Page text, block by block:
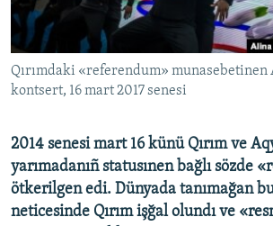
Українською
QOŞULIÑIZ!
RFE/RS bütün saytları
Qırımdaki «referendum» munasebetinen
kontsert, 16 mart 2017 senesi
2014 senesi mart 16 künü Qırım ve
yarımadanıñ statusınen bağlı sözde
ötkerilgen edi. Dünyada tanımağan
neticesinde Qırım işğal olundı ve